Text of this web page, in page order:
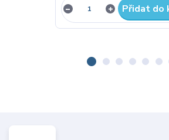
Přidat do